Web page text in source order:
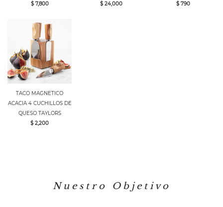
$ 7,800
$ 24,000
$ 790
TACO MAGNETICO
ACACIA 4 CUCHILLOS DE
QUESO TAYLORS
$ 2,200
N u e s t r o O b j e t i v o